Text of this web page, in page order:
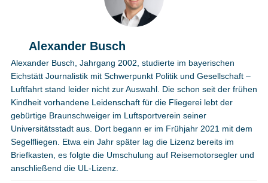
Alexander Busch
Alexander Busch, Jahrgang 2002, studierte im bayerischen
Eichstätt Journalistik mit Schwerpunkt Politik und Gesellschaft –
Luftfahrt stand leider nicht zur Auswahl. Die schon seit der frühen
Kindheit vorhandene Leidenschaft für die Fliegerei lebt der
gebürtige Braunschweiger im Luftsportverein seiner
Universitätsstadt aus. Dort begann er im Frühjahr 2021 mit dem
Segelfliegen. Etwa ein Jahr später lag die Lizenz bereits im
Briefkasten, es folgte die Umschulung auf Reisemotorsegler und
anschließend die UL-Lizenz.